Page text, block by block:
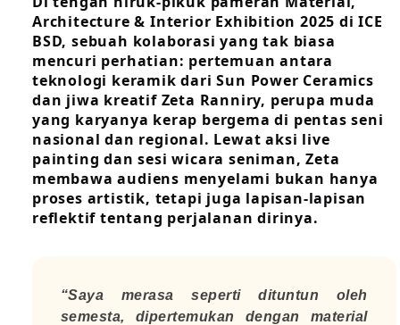
Architecture & Interior Exhibition 2025 di ICE
BSD, sebuah kolaborasi yang tak biasa
mencuri perhatian: pertemuan antara
teknologi keramik dari Sun Power Ceramics
dan jiwa kreatif Zeta Ranniry, perupa muda
yang karyanya kerap bergema di pentas seni
nasional dan regional. Lewat aksi live
painting dan sesi wicara seniman, Zeta
membawa audiens menyelami bukan hanya
proses artistik, tetapi juga lapisan-lapisan
reflektif tentang perjalanan dirinya.
“Saya merasa seperti dituntun oleh
semesta, dipertemukan dengan material